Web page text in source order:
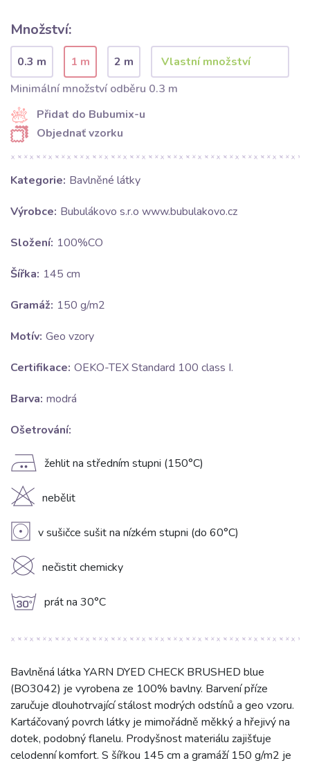
Množství:
0.3 m 1 m
2 m
Minimální množství odběru 0.3 m
Přidat do Bubumix-u
Objednať vzorku
Kategorie: Bavlněné látky
Výrobce: Bubulákovo s.r.o www.bubulakovo.cz
Složení: 100%CO
Šířka: 145 cm
Gramáž: 150 g/m2
Motív: Geo vzory
Certifikace: OEKO-TEX Standard 100 class I.
Barva: modrá
Ošetrování:
E žehlit na středním stupni (150°C)
H nebělit
V v sušičce sušit na nízkém stupni (do 60°C)
K nečistit chemicky
g prát na 30°C
Bavlněná látka YARN DYED CHECK BRUSHED blue
(BO3042) je vyrobena ze 100% bavlny. Barvení příze
zaručuje dlouhotrvající stálost modrých odstínů a geo vzoru.
Kartáčovaný povrch látky je mimořádně měkký a hřejivý na
dotek, podobný flanelu. Prodyšnost materiálu zajišťuje
celodenní komfort. S šířkou 145 cm a gramáží 150 g/m2 je